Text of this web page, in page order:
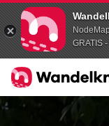
GRATIS